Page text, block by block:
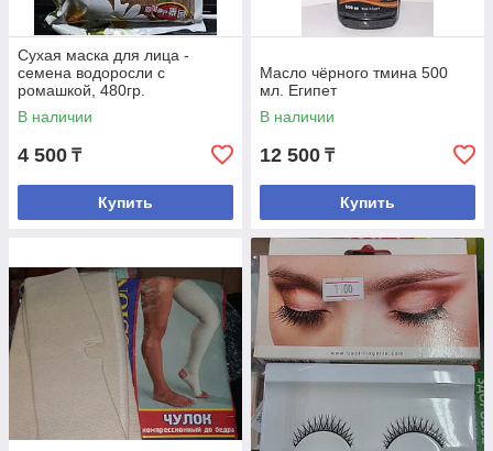
Сухая маска для лица -
семена водоросли с
ромашкой, 480гр.
В наличии
4 500 ₸
Купить
Масло чёрного тмина 500
мл. Египет
В наличии
12 500 ₸
Купить